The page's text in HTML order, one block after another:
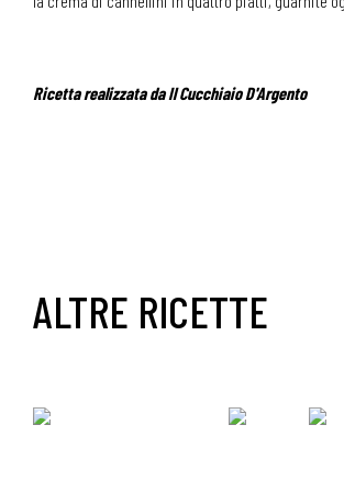
Ricetta realizzata da Il Cucchiaio D'Argento
ALTRE RICETTE